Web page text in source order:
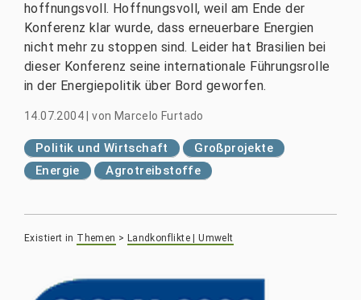
hoffnungsvoll. Hoffnungsvoll, weil am Ende der
Konferenz klar wurde, dass erneuerbare Energien
nicht mehr zu stoppen sind. Leider hat Brasilien bei
dieser Konferenz seine internationale Führungsrolle
in der Energiepolitik über Bord geworfen.
14.07.2004 |von Marcelo Furtado
Politik und Wirtschaft
Großprojekte
Energie
Agrotreibstoffe
Existiert in Themen > Landkonflikte | Umwelt